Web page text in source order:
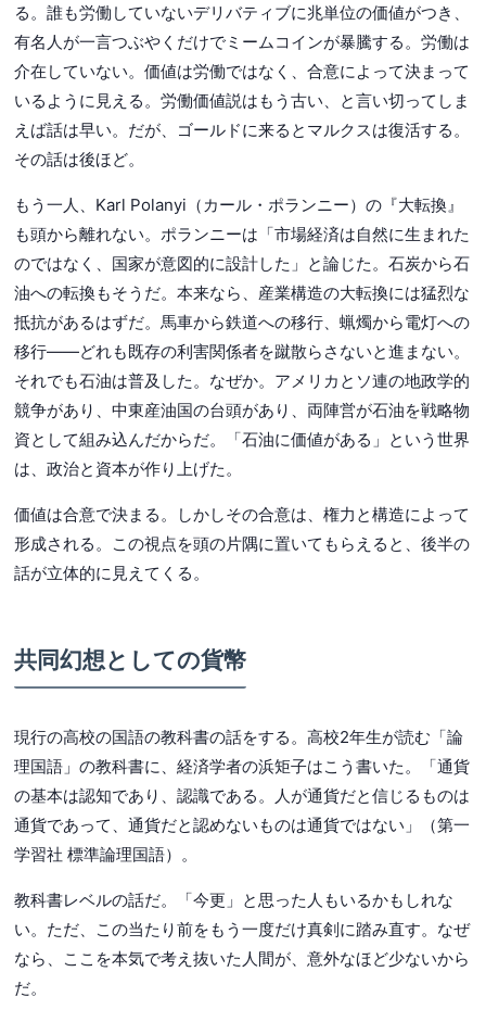
る。誰も労働していないデリバティブに兆単位の価値がつき、
有名人が一言つぶやくだけでミームコインが暴騰する。労働は
介在していない。価値は労働ではなく、合意によって決まって
いるように見える。労働価値説はもう古い、と言い切ってしま
えば話は早い。だが、ゴールドに来るとマルクスは復活する。
その話は後ほど。
もう一人、Karl Polanyi（カール・ポランニー）の『大転換』
も頭から離れない。ポランニーは「市場経済は自然に生まれた
のではなく、国家が意図的に設計した」と論じた。石炭から石
油への転換もそうだ。本来なら、産業構造の大転換には猛烈な
抵抗があるはずだ。馬車から鉄道への移行、蝋燭から電灯への
移行——どれも既存の利害関係者を蹴散らさないと進まない。
それでも石油は普及した。なぜか。アメリカとソ連の地政学的
競争があり、中東産油国の台頭があり、両陣営が石油を戦略物
資として組み込んだからだ。「石油に価値がある」という世界
は、政治と資本が作り上げた。
価値は合意で決まる。しかしその合意は、権力と構造によって
形成される。この視点を頭の片隅に置いてもらえると、後半の
話が立体的に見えてくる。
共同幻想としての貨幣
現行の高校の国語の教科書の話をする。高校2年生が読む「論
理国語」の教科書に、経済学者の浜矩子はこう書いた。「通貨
の基本は認知であり、認識である。人が通貨だと信じるものは
通貨であって、通貨だと認めないものは通貨ではない」（第一
学習社 標準論理国語）。
教科書レベルの話だ。「今更」と思った人もいるかもしれな
い。ただ、この当たり前をもう一度だけ真剣に踏み直す。なぜ
なら、ここを本気で考え抜いた人間が、意外なほど少ないから
だ。